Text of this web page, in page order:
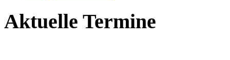
Aktuelle Termine